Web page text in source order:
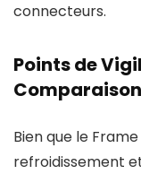
connecteurs.
Points de
Bien que le
refroidissement